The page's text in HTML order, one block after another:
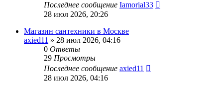
Последнее сообщение Iamorial33
28 июл 2026, 20:26
Магазин сантехники в Москве
axied11 » 28 июл 2026, 04:16
0 Ответы
29 Просмотры
Последнее сообщение axied11
28 июл 2026, 04:16